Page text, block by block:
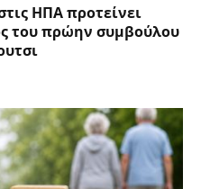
ΗΠΑ προτείνει
του πρώην συμβούλου